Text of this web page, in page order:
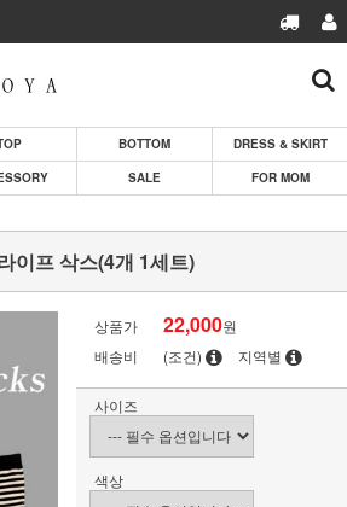
BOTTOM
DRESS & SKIRT
SALE FOR MOM
이프 삭스(4개 1세트)
상품가 22,000원
배송비
(조건) 지역별
사이즈
색상